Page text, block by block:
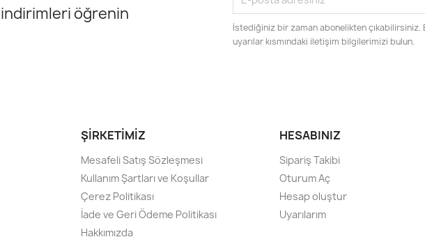
indirimleri öğrenin
İstediğiniz bir zaman abonelikten çıkabilirsiniz.
uyarılar kısmındaki iletişim bilgilerimizi bulun.
ŞIRKETIMIZ
Mesafeli Satış Sözleşmesi
Kullanım Şartları ve Koşullar
Çerez Politikası
İade ve Geri Ödeme Politikası
Hakkımızda
HESABINIZ
Sipariş Takibi
Oturum Aç
Hesap oluştur
Uyarılarım